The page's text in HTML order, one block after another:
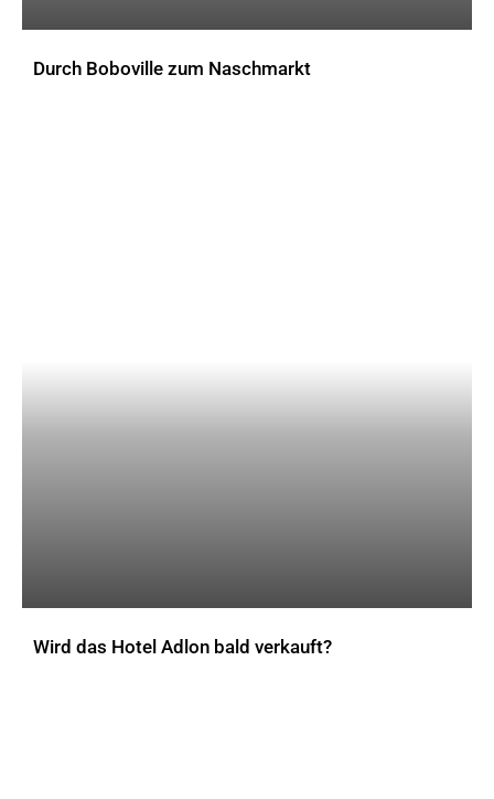
Durch Boboville zum Naschmarkt
Wird das Hotel Adlon bald verkauft?